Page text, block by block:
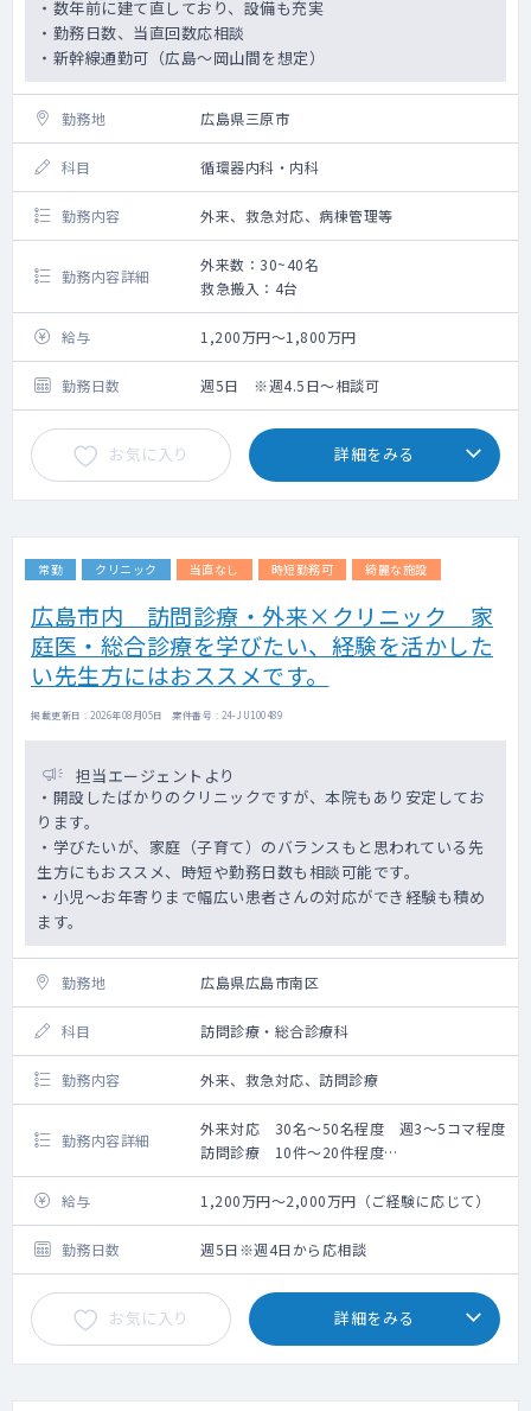
・数年前に建て直しており、設備も充実
・勤務日数、当直回数応相談
・新幹線通勤可（広島～岡山間を想定）
勤務地 広島県三原市
科目 循環器内科・内科
勤務内容 外来、救急対応、病棟管理等
勤務内容詳細
外来数：30~40名
救急搬入：4台
給与 1,200万円～1,800万円
勤務日数 週5日 ※週4.5日～相談可
お気に入り 詳細をみる
常勤 クリニック 当直なし 時短勤務可 綺麗な施設
広島市内 訪問診療・外来×クリニック 家
庭医・総合診療を学びたい、経験を活かした
い先生方にはおススメです。
掲載更新日 : 2026年08月05日 案件番号 : 24-JU100489
担当エージェントより
・開設したばかりのクリニックですが、本院もあり安定してお
ります。
・学びたいが、家庭（子育て）のバランスもと思われている先
生方にもおススメ、時短や勤務日数も相談可能です。
・小児～お年寄りまで幅広い患者さんの対応ができ経験も積め
ます。
勤務地 広島県広島市南区
科目 訪問診療・総合診療科
勤務内容 外来、救急対応、訪問診療
勤務内容詳細
外来対応 30名～50名程度 週3～5コマ程度
訪問診療 10件～20件程度
外来のみや訪問診療のみなど相談可。
給与 1,200万円～2,000万円（ご経験に応じて）
勤務日数 週5日※週4日から応相談
お気に入り 詳細をみる